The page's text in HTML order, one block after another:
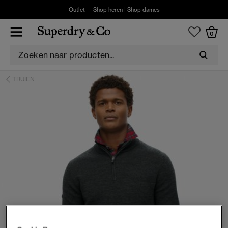
Outlet - Shop heren| Shop dames
0
TRUIEN